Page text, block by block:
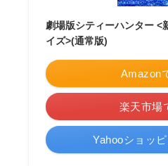
劇場版シティーハンター <
イズ>(通常版)
Amazon
楽天市場
Yahooショッ